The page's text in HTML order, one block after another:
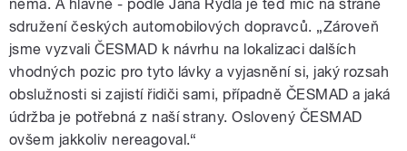
nemá. A hlavně - podle Jana Rýdla je teď míč na straně
sdružení českých automobilových dopravců. „Zároveň
jsme vyzvali ČESMAD k návrhu na lokalizaci dalších
vhodných pozic pro tyto lávky a vyjasnění si, jaký rozsah
obslužnosti si zajistí řidiči sami, případně ČESMAD a jaká
údržba je potřebná z naší strany. Oslovený ČESMAD
ovšem jakkoliv nereagoval.“